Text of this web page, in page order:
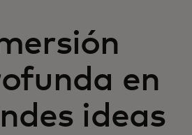
en
ideas